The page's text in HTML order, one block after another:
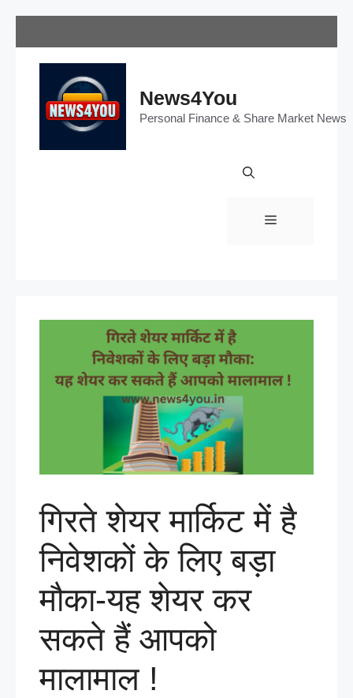
to
content
News4You
Personal Finance & Share Market News
Menu
गिरते शेयर मार्किट में है
निवेशकों के लिए बड़ा
मौका-यह शेयर कर
सकते हैं आपको
मालामाल !